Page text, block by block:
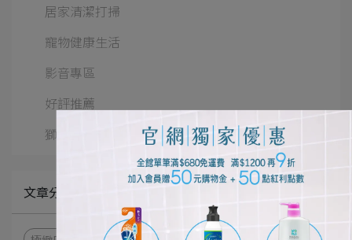
居家清潔打掃
寵物健康生活
影音專區
好評推薦
獅王佈告欄
文章分類